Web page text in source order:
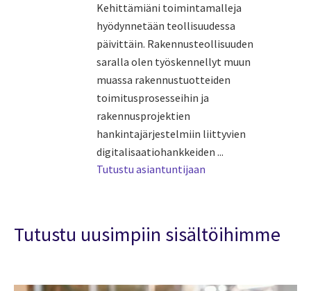
Kehittämiäni toimintamalleja
hyödynnetään teollisuudessa
päivittäin. Rakennusteollisuuden
saralla olen työskennellyt muun
muassa rakennustuotteiden
toimitusprosesseihin ja
rakennusprojektien
hankintajärjestelmiin liittyvien
digitalisaatiohankkeiden ...
Tutustu asiantuntijaan
Tutustu uusimpiin sisältöihimme